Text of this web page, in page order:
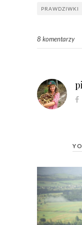
PRAWDZIWKI
8 komentarzy